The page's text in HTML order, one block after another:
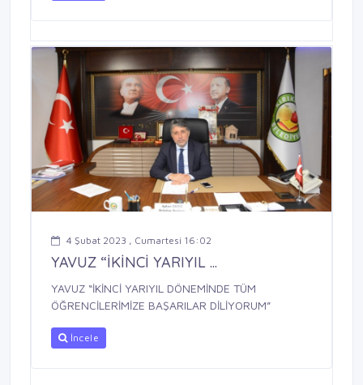
4 Şubat 2023 , Cumartesi 16:02
YAVUZ “İKİNCİ YARIYIL ...
YAVUZ “İKİNCİ YARIYIL DÖNEMİNDE TÜM
ÖĞRENCİLERİMİZE BAŞARILAR DİLİYORUM”
İncele